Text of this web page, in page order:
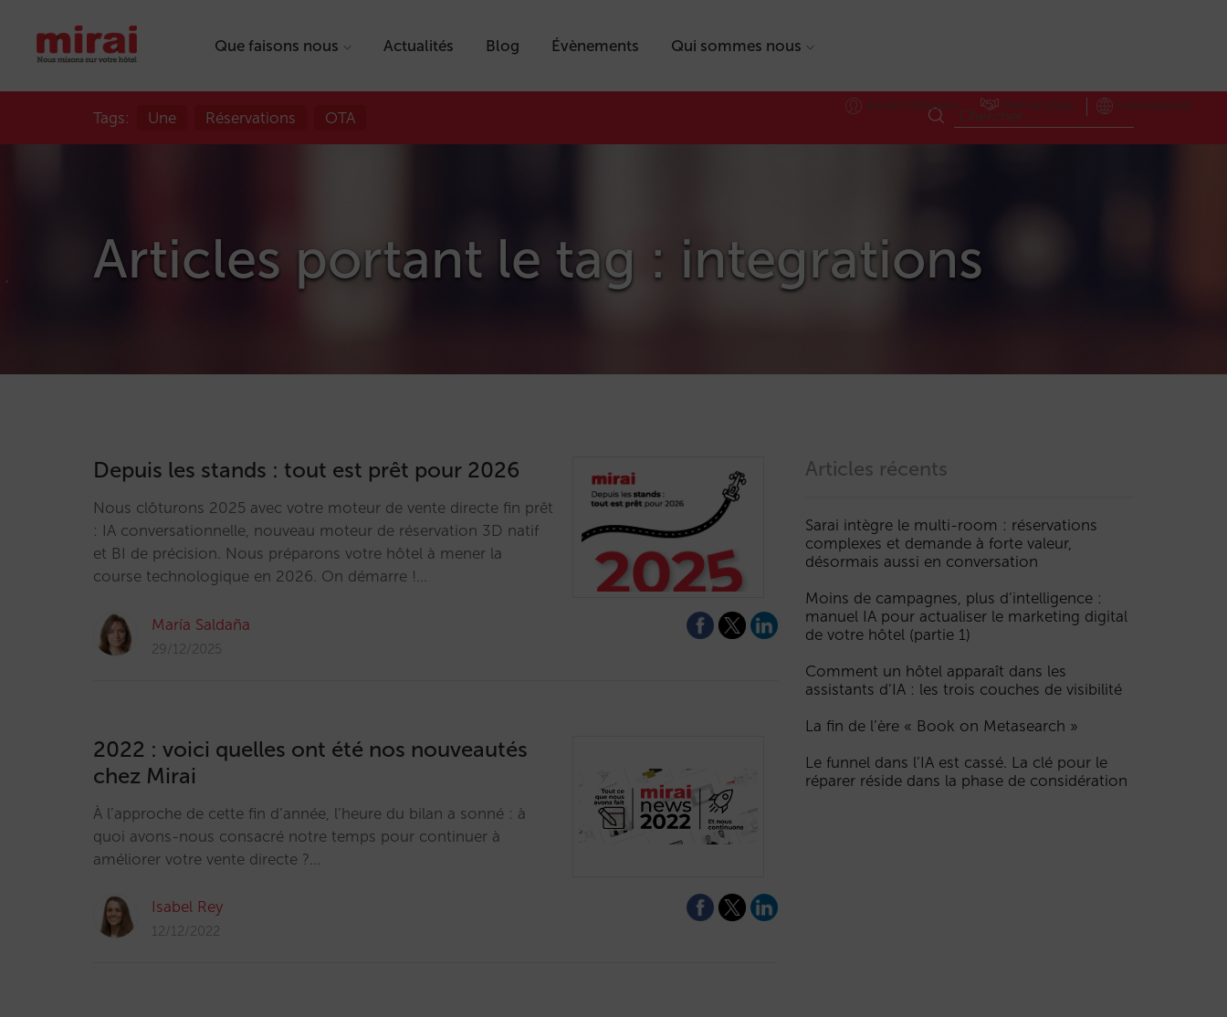
Que faisons nous Actualités Blog Évènements Qui sommes nous
Accès Hôteliers Partnerships International
Tags: Une Réservations OTA
Articles portant le tag : integrations
Depuis les stands : tout est prêt pour 2026
Nous clôturons 2025 avec votre moteur de vente directe fin prêt
: IA conversationnelle, nouveau moteur de réservation 3D natif
et BI de précision. Nous préparons votre hôtel à mener la
course technologique en 2026. On démarre !…
María Saldaña
29/12/2025
2022 : voici quelles ont été nos nouveautés
chez Mirai
À l’approche de cette fin d’année, l’heure du bilan a sonné : à
quoi avons-nous consacré notre temps pour continuer à
améliorer votre vente directe ?…
Isabel Rey
12/12/2022
Articles récents
Sarai intègre le multi-room : réservations
complexes et demande à forte valeur,
désormais aussi en conversation
Moins de campagnes, plus d’intelligence :
manuel IA pour actualiser le marketing digital
de votre hôtel (partie 1)
Comment un hôtel apparaît dans les
assistants d’IA : les trois couches de visibilité
La fin de l’ère « Book on Metasearch »
Le funnel dans l’IA est cassé. La clé pour le
réparer réside dans la phase de considération